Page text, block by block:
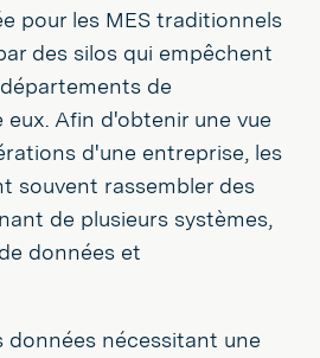
pour les MES traditionnels
des silos qui empêchent
de
Afin d'obtenir une vue
d'une entreprise, les
souvent rassembler des
de plusieurs systèmes,
données et
données nécessitant une